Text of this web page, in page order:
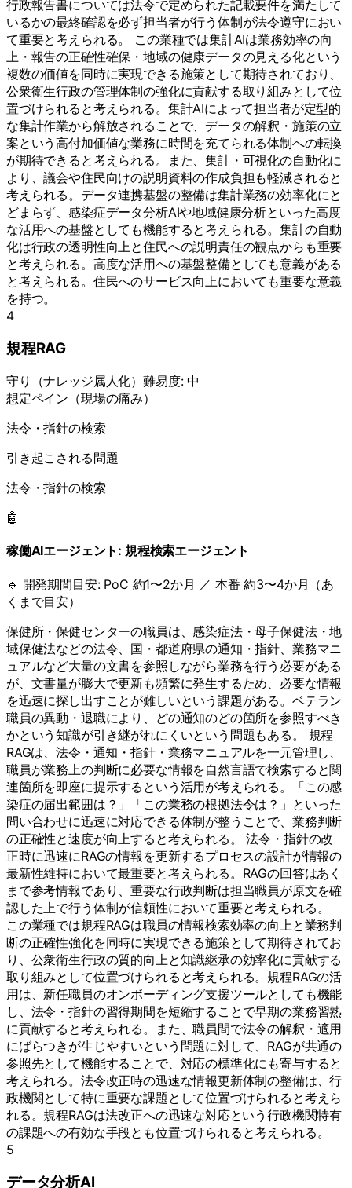
行政報告書については法令で定められた記載要件を満たして
いるかの最終確認を必ず担当者が行う体制が法令遵守におい
て重要と考えられる。 この業種では集計AIは業務効率の向
上・報告の正確性確保・地域の健康データの見える化という
複数の価値を同時に実現できる施策として期待されており、
公衆衛生行政の管理体制の強化に貢献する取り組みとして位
置づけられると考えられる。集計AIによって担当者が定型的
な集計作業から解放されることで、データの解釈・施策の立
案という高付加価値な業務に時間を充てられる体制への転換
が期待できると考えられる。また、集計・可視化の自動化に
より、議会や住民向けの説明資料の作成負担も軽減されると
考えられる。データ連携基盤の整備は集計業務の効率化にと
どまらず、感染症データ分析AIや地域健康分析といった高度
な活用への基盤としても機能すると考えられる。集計の自動
化は行政の透明性向上と住民への説明責任の観点からも重要
と考えられる。高度な活用への基盤整備としても意義がある
と考えられる。住民へのサービス向上においても重要な意義
を持つ。
4
規程RAG
守り （ナレッジ属人化）難易度:中
想定ペイン（現場の痛み）
法令・指針の検索
引き起こされる問題
法令・指針の検索
🤖
稼働AIエージェント: 規程検索エージェント
🔹 開発期間目安: PoC 約1〜2か月 ／ 本番 約3〜4か月（あ
くまで目安）
保健所・保健センターの職員は、感染症法・母子保健法・地
域保健法などの法令、国・都道府県の通知・指針、業務マニ
ュアルなど大量の文書を参照しながら業務を行う必要がある
が、文書量が膨大で更新も頻繁に発生するため、必要な情報
を迅速に探し出すことが難しいという課題がある。ベテラン
職員の異動・退職により、どの通知のどの箇所を参照すべき
かという知識が引き継がれにくいという問題もある。 規程
RAGは、法令・通知・指針・業務マニュアルを一元管理し、
職員が業務上の判断に必要な情報を自然言語で検索すると関
連箇所を即座に提示するという活用が考えられる。「この感
染症の届出範囲は？」「この業務の根拠法令は？」といった
問い合わせに迅速に対応できる体制が整うことで、業務判断
の正確性と速度が向上すると考えられる。 法令・指針の改
正時に迅速にRAGの情報を更新するプロセスの設計が情報の
最新性維持において最重要と考えられる。RAGの回答はあく
まで参考情報であり、重要な行政判断は担当職員が原文を確
認した上で行う体制が信頼性において重要と考えられる。
この業種では規程RAGは職員の情報検索効率の向上と業務判
断の正確性強化を同時に実現できる施策として期待されてお
り、公衆衛生行政の質的向上と知識継承の効率化に貢献する
取り組みとして位置づけられると考えられる。規程RAGの活
用は、新任職員のオンボーディング支援ツールとしても機能
し、法令・指針の習得期間を短縮することで早期の業務習熟
に貢献すると考えられる。また、職員間で法令の解釈・適用
にばらつきが生じやすいという問題に対して、RAGが共通の
参照先として機能することで、対応の標準化にも寄与すると
考えられる。法令改正時の迅速な情報更新体制の整備は、行
政機関として特に重要な課題として位置づけられると考えら
れる。規程RAGは法改正への迅速な対応という行政機関特有
の課題への有効な手段とも位置づけられると考えられる。
5
データ分析AI